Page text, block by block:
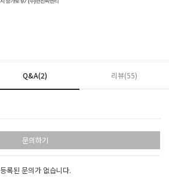
Q&A(2) 리뷰(55)
문의하기
등록된 문의가 없습니다.